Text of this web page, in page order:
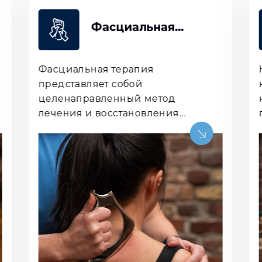
метод
Среди
–
такие как
Кинезиотейпирование –
наложения эластичных
кожу для стабилизации и
поддержки мышц,
соединительной ткани. В
традиционных повязок,
не ограничивает
напротив, способствует
восстановлению.